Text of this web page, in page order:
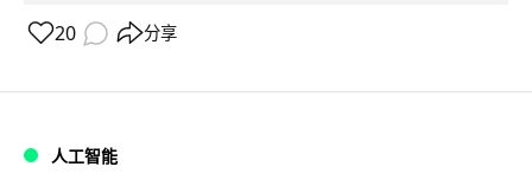
20 分享
人工智能